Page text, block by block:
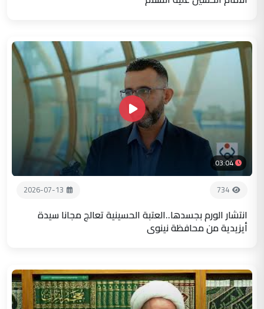
03:04
734
2026-07-13
انتشار الورم بجسدها..العتبة الحسينية تعالج مجانا سيدة
أيزيدية من محافظة نينوى